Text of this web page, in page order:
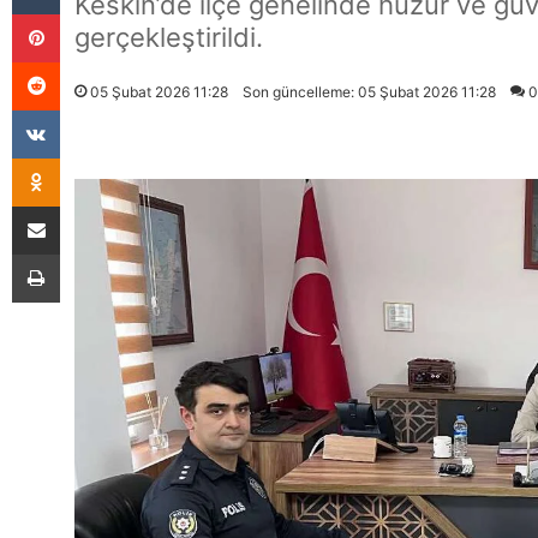
gerçekleştirildi.
05 Şubat 2026 11:28 Son güncelleme: 05 Şubat 2026 11:28 0
Pinterest
E-Posta İle Paylaş